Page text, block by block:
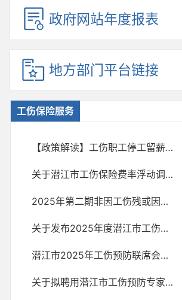
政府网站年度报表
地方部门平台链接
工伤保险服务
【政策解读】工伤职工停工留薪期是只发基本工资吗？
关于潜江市工伤保险费率浮动调整工作的提示
2025年第二期非因工伤残或因病完全丧失劳动能力人员名单公示
关于发布2025年度潜江市工伤预防项目申报指南的公告
潜江市2025年工伤预防联席会议召开
关于拟聘用潜江市工伤预防专家库成员名单的公示